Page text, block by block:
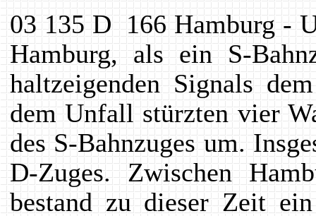
03 135 D 166 Hamburg -
Hamburg, als ein S-
haltzeigenden Signals
dem Unfall stürzten vier
des S-Bahnzuges um.
D-Zuges. Zwischen
bestand zu dieser Zeit